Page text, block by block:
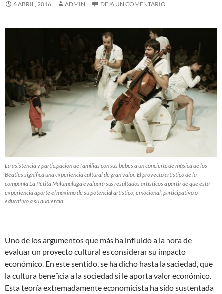
6 ABRIL, 2016 ADMIN DEJA UN COMENTARIO
La asistencia y participación de familias con sus bebes a un concierto de música de los
Beatles significa una experiencia cultural de gran valor. El proyecto artístico de la
compañía La Petita Malumaluga evaluará sus resultados artísticos a partir de que esta
experiencia aporte el máximo de su potencial artístico, emocional, participativo o
educativo a su audiencia.
Uno de los argumentos que más ha influido a la hora de
evaluar un proyecto cultural es considerar su impacto
económico. En este sentido, se ha dicho hasta la saciedad, que
la cultura beneficia a la sociedad si le aporta valor económico.
Esta teoría extremadamente economicista ha sido sustentada